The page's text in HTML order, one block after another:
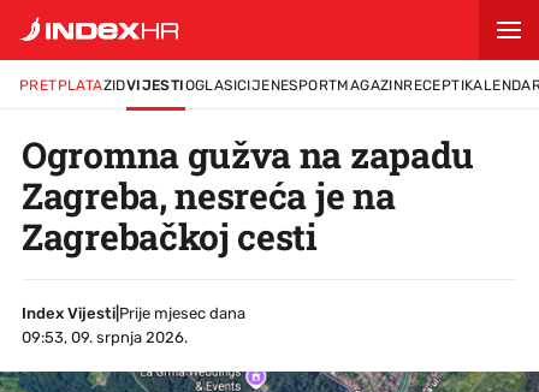
PRETPLATAZIDVIJESTIOGLASICIJENESPORTMAGAZINRECEPTI
Ogromna gužva na zapadu
Zagreba, nesreća je na
Zagrebačkoj cesti
Index Vijesti
Prije mjesec dana
09:53, 09. srpnja 2026.